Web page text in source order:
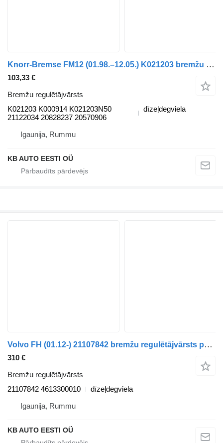
Knorr-Bremse FM12 (01.98.–12.05.) K021203 bremžu regulētājvārsts paredzēts Volvo FM7-FM12, FM, FMX (1998-2014) kravas automašīnas
103,33 €
Bremžu regulētājvārsts
K021203 K000914 K021203N50
21122034 20828237 20570906
dīzeļdegviela
Igaunija, Rummu
KB AUTO EESTI OÜ
Volvo FH (01.12-) 21107842 bremžu regulētājvārsts paredzēts Volvo FH, FM, FMX-4 series (2013-) kravas automašīnas
310 €
Bremžu regulētājvārsts
21107842 4613300010
dīzeļdegviela
Igaunija, Rummu
KB AUTO EESTI OÜ